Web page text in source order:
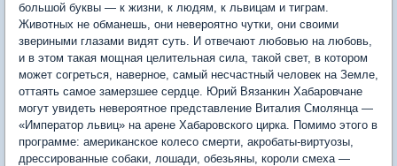
большой буквы — к жизни, к людям, к львицам и тиграм.
Животных не обманешь, они невероятно чутки, они своими
звериными глазами видят суть. И отвечают любовью на любовь,
и в этом такая мощная целительная сила, такой свет, в котором
может согреться, наверное, самый несчастный человек на Земле,
оттаять самое замерзшее сердце. Юрий Вязанкин Хабаровчане
могут увидеть невероятное представление Виталия Смолянца —
«Император львиц» на арене Хабаровского цирка. Помимо этого в
программе: американское колесо смерти, акробаты-виртуозы,
дрессированные собаки, лошади, обезьяны, короли смеха —